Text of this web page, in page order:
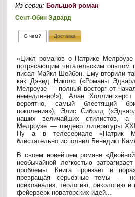
Из серии:Большой роман
Сент-Обин Эдвард
О чем? Доставка
«Цикл романов о Патрике
потрясающим читательским опытом
писал Майкл Шейбон. Ему вторили
как Дэвид Николс («Романы
Мелроузе — полный восторг от
немедленно!»), Алан
вероятно, самый блестящий
поколения»), Элис Сиболд
наших величайших стилистов,
Мелроузе — шедевр литературы
Ну а в телесериале «Патрик
блистательно исполнил Бенедикт
В своем новейшем романе
необычайной легкостью
проблемы. Книга пронзает и
превращая серьезные темы —
психоанализ, теологию, онкологию и
фейерверк новаторских идей...